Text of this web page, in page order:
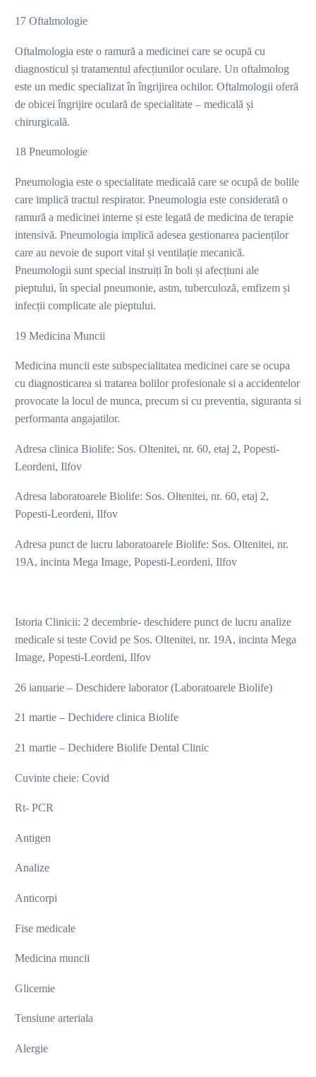
17 Oftalmologie
Oftalmologia este o ramură a medicinei care se ocupă cu
diagnosticul și tratamentul afecțiunilor oculare. Un oftalmolog
este un medic specializat în îngrijirea ochilor. Oftalmologii oferă
de obicei îngrijire oculară de specialitate – medicală și
chirurgicală.
18 Pneumologie
Pneumologia este o specialitate medicală care se ocupă de bolile
care implică tractul respirator. Pneumologia este considerată o
ramură a medicinei interne și este legată de medicina de terapie
intensivă. Pneumologia implică adesea gestionarea pacienților
care au nevoie de suport vital și ventilație mecanică.
Pneumologii sunt special instruiți în boli și afecțiuni ale
pieptului, în special pneumonie, astm, tuberculoză, emfizem și
infecții complicate ale pieptului.
19 Medicina Muncii
Medicina muncii este subspecialitatea medicinei care se ocupa
cu diagnosticarea si tratarea bolilor profesionale si a accidentelor
provocate la locul de munca, precum si cu preventia, siguranta si
performanta angajatilor.
Adresa clinica Biolife: Sos. Oltenitei, nr. 60, etaj 2, Popesti-
Leordeni, Ilfov
Adresa laboratoarele Biolife: Sos. Oltenitei, nr. 60, etaj 2,
Popesti-Leordeni, Ilfov
Adresa punct de lucru laboratoarele Biolife: Sos. Oltenitei, nr.
19A, incinta Mega Image, Popesti-Leordeni, Ilfov
Istoria Clinicii: 2 decembrie- deschidere punct de lucru analize
medicale si teste Covid pe Sos. Oltenitei, nr. 19A, incinta Mega
Image, Popesti-Leordeni, Ilfov
26 ianuarie – Deschidere laborator (Laboratoarele Biolife)
21 martie – Dechidere clinica Biolife
21 martie – Dechidere Biolife Dental Clinic
Cuvinte cheie: Covid
Rt- PCR
Antigen
Analize
Anticorpi
Fise medicale
Medicina muncii
Glicemie
Tensiune arteriala
Alergie